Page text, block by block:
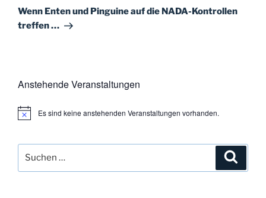
Beitrag
Wenn Enten und Pinguine auf die NADA-Kontrollen
treffen …
Anstehende Veranstaltungen
H
w
s
Es sind keine anstehenden Veranstaltungen vorhanden.
nach: